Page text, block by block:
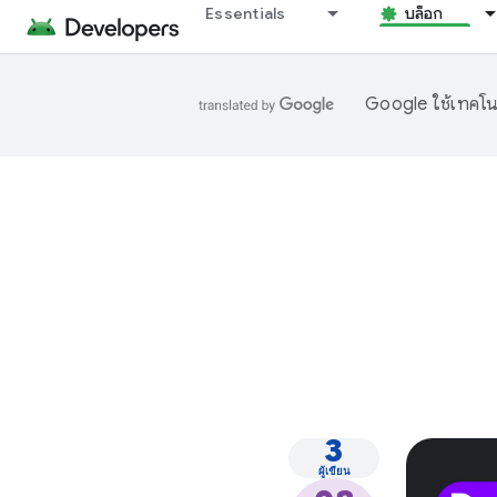
Essentials บล็อก
Google ใช้เทคโ
3
ผู้เขียน